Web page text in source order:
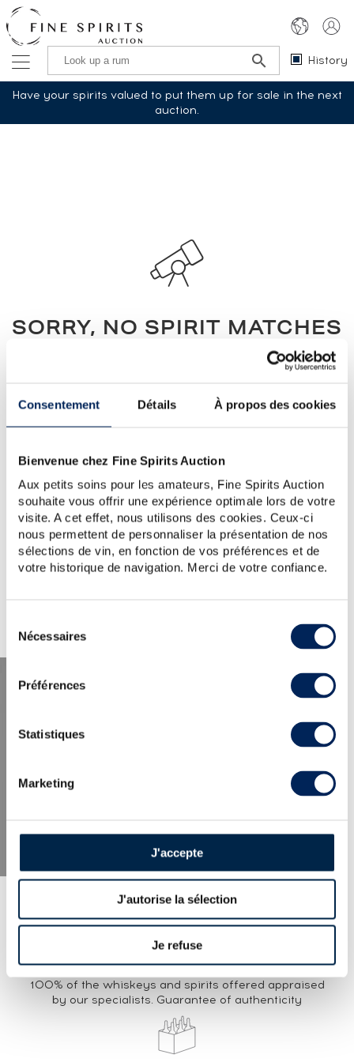
Consentement Détails À propos des cookies
Bienvenue chez Fine Spirits Auction
Aux petits soins pour les amateurs, Fine Spirits Auction
souhaite vous offrir une expérience optimale lors de votre
visite. A cet effet, nous utilisons des cookies. Ceux-ci
nous permettent de personnaliser la présentation de nos
sélections de vin, en fonction de vos préférences et de
votre historique de navigation. Merci de votre confiance.
consentement
Nécessaires
Préférences
Statistiques
Marketing
J'accepte
J'autorise la sélection
Je refuse
History
Have your spirits valued to put them up for sale in the next
auction.
SORRY, NO SPIRIT MATCHES
AGAIN?
CLEMENT-DOR-OF
TIP:Check the spelling, word order or reduce your search
to one key word.
For further assistance, visit thehelp section.
You can also create an alert by clicking the button below.
Create a new alert
EXPERTISE
100% of the whiskeys and spirits offered appraised
by our specialists. Guarantee of authenticity